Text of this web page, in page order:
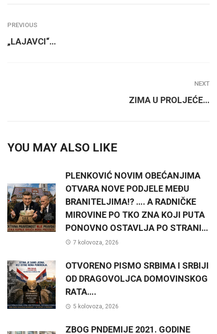
PREVIOUS
„LAJAVCI“…
NEXT
ZIMA U PROLJEĆE…
YOU MAY ALSO LIKE
PLENKOVIĆ NOVIM OBEĆANJIMA
OTVARA NOVE PODJELE MEĐU
BRANITELJIMA!? …. A RADNIČKE
MIROVINE PO TKO ZNA KOJI PUTA
PONOVNO OSTAVLJA PO STRANI…
7 kolovoza, 2026
OTVORENO PISMO SRBIMA I SRBIJI
OD DRAGOVOLJCA DOMOVINSKOG
RATA….
5 kolovoza, 2026
ZBOG PNDEMIJE 2021. GODINE